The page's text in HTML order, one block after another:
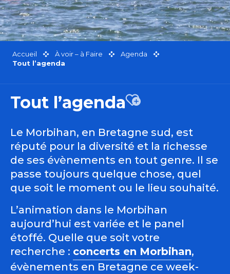
Accueil À voir – à Faire
Agenda
Tout l’agenda
Tout l’agendaAjouter aux
Le Morbihan, en Bretagne sud, est
réputé pour la diversité et la richesse
de ses évènements en tout genre. Il se
passe toujours quelque chose, quel
que soit le moment ou le lieu souhaité.
L’animation dans le Morbihan
aujourd’hui est variée et le panel
étoffé. Quelle que soit votre
recherche : concerts en Morbihan,
évènements en Bretagne ce week-